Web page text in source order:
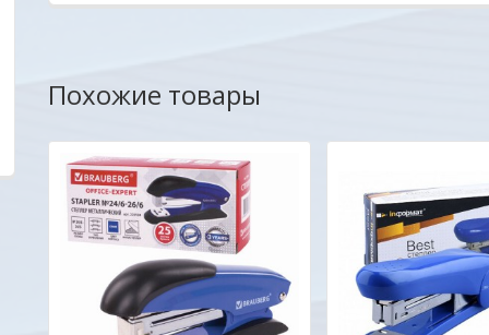
ОДО
Похожие товары